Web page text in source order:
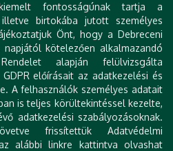
kérem a visszatérő
reklámozzák fiatalabb és
a korábbiakban olyan sikeres
fontosságúnak tartja a
birtokába jutott személyes
Önt, hogy a Debreceni
kötelezően alkalmazandó
alapján felülvizsgálta
előírásait az adatkezelési és
A felhasználók személyes adatait
is teljes körültekintéssel kezelte,
adatkezelési szabályozásoknak.
frissítettük Adatvédelmi
alábbi linkre kattintva olvashat